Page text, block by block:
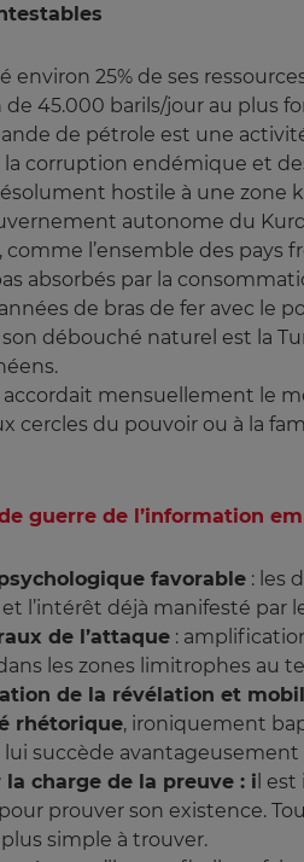
environ 25% de ses
45.000 barils/jour au plus
de pétrole est une
la corruption endémique et
hostile à une
autonome du
comme l’ensemble des
absorbés par la
de bras de fer avec le
débouché naturel est la
accordait mensuellement le
cercles du pouvoir ou à la
guerre de l’information
favorable : les
et l’intérêt déjà manifesté
de l’attaque :
les zones limitrophes au
de la révélation et
rhétorique, ironiquement
lui succède
la charge de la preuve : i l
prouver son existence.
simple à trouver.